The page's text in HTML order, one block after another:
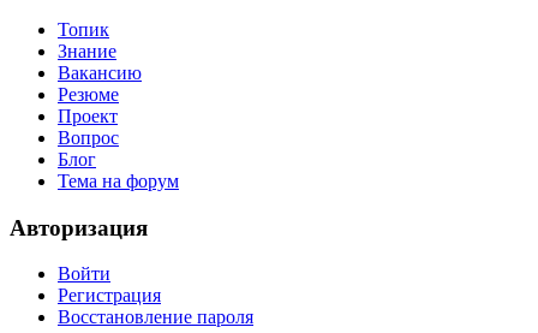
Топик
Знание
Вакансию
Резюме
Проект
Вопрос
Блог
Тема на форум
Авторизация
Войти
Регистрация
Восстановление пароля